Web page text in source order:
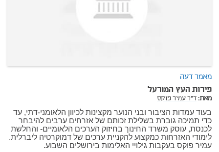
מאמר דעה
פירות העץ המורעל
מאת:ד"ר עמיר פוקס
בעוד עמדות הציבור ובני הנוער מקצינות לכיוון הלאומני-דתי, עד
כדי תמיכה גוברת בשלילת זכותם של אזרחים ערבים להיבחר
לכנסת, עוסק משרד החינוך בחיזוק הערכים הלאומיים- והחלשת
לימודי האזרחות כמקצוע להקניית ערכים של דמוקרטיה ליברלית.
עמיר פוקס בעקבות גילויי האלימות בירושלים השבוע.